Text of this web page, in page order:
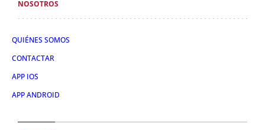
NOSOTROS
QUIÉNES SOMOS
CONTACTAR
APP IOS
APP ANDROID